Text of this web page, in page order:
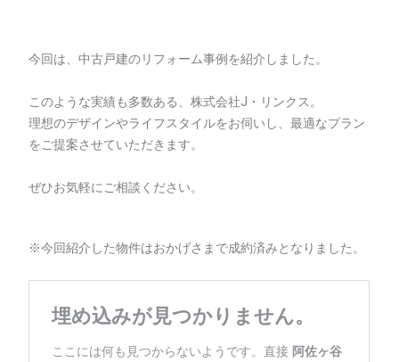
今回は、中古戸建のリフォーム事例を紹介しました。
このような実績も多数ある、株式会社J・リンクス。
理想のデザインやライフスタイルをお伺いし、最適なプラン
をご提案させていただきます。
ぜひお気軽にご相談ください。
※今回紹介した物件はおかげさまで成約済みとなりました。